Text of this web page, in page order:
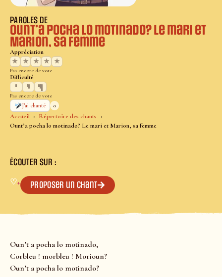
Accueil
Répertoire des chants
Ount’a pocha lo motinado? Le mari et Marion, sa femme
PAROLES DE
Ount’a pocha lo motinado? Le mari et
Marion, sa femme
Appréciation
★
★ ★ ★ ★
Pas encore de vote
Difficulté
Pas encore de vote
J’ai chanté
0
ÉCOUTER SUR :
♡+ Proposer un chant
Oun’t a pocha lo motinado,
Corbleu ! morbleu ! Morioun?
Oun’t a pocha lo motinado?